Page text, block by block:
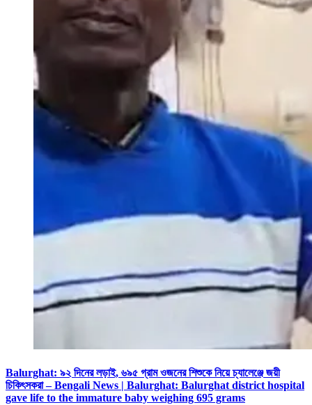
Balurghat: ৯২ দিনের লড়াই, ৬৯৫ গ্রাম ওজনের শিশুকে নিয়ে চ্যালেঞ্জে জয়ী
চিকিৎসকরা – Bengali News | Balurghat: Balurghat district hospital
gave life to the immature baby weighing 695 grams